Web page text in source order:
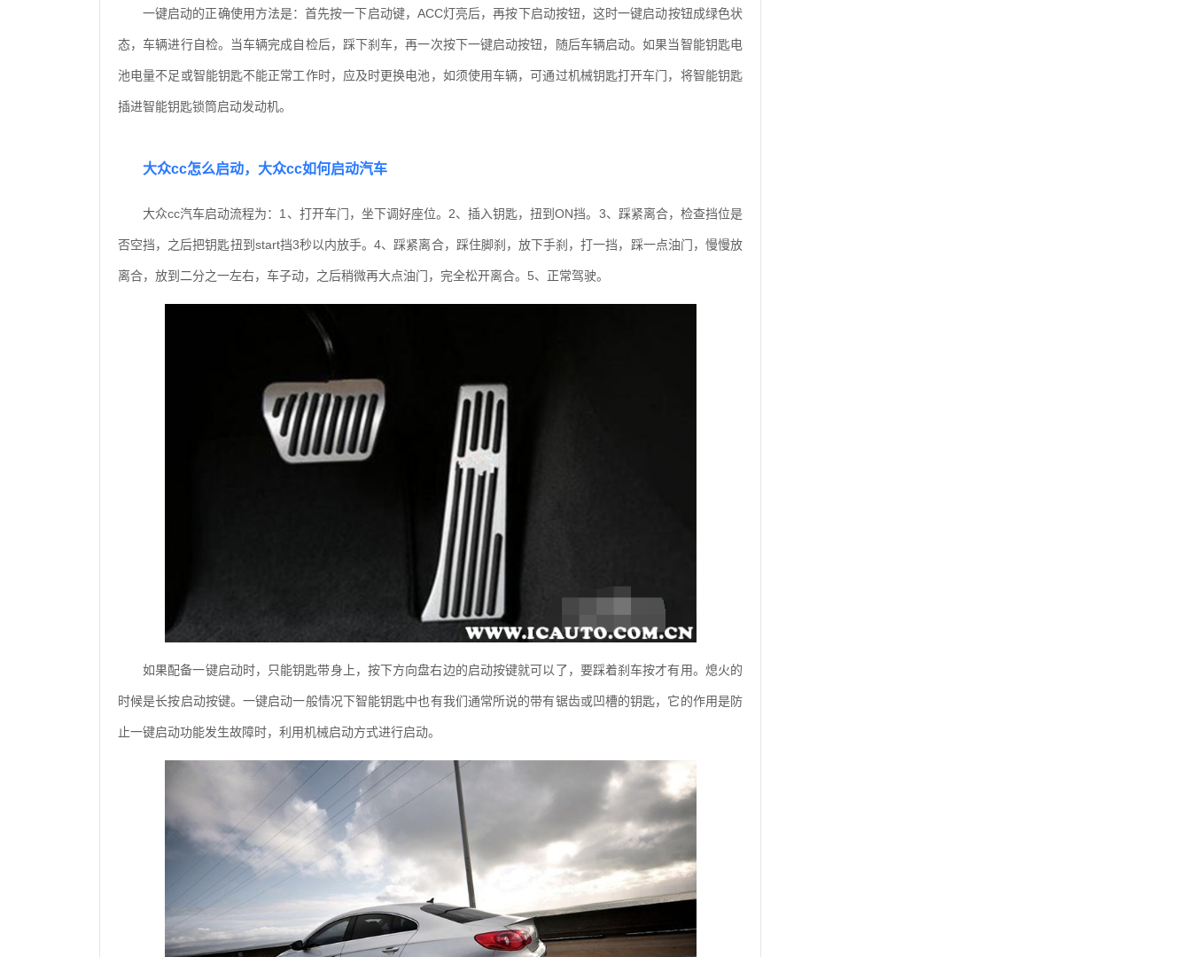
一键启动的正确使用方法是：首先按一下启动键，ACC灯亮后，再按下启动按钮，这时一键启动按钮成绿色状
态，车辆进行自检。当车辆完成自检后，踩下刹车，再一次按下一键启动按钮，随后车辆启动。如果当智能钥匙电
池电量不足或智能钥匙不能正常工作时，应及时更换电池，如须使用车辆，可通过机械钥匙打开车门，将智能钥匙
插进智能钥匙锁筒启动发动机。
大众cc怎么启动，大众cc如何启动汽车
大众cc汽车启动流程为：1、打开车门，坐下调好座位。2、插入钥匙，扭到ON挡。3、踩紧离合，检查挡位是
否空挡，之后把钥匙扭到start挡3秒以内放手。4、踩紧离合，踩住脚刹，放下手刹，打一挡，踩一点油门，慢慢放
离合，放到二分之一左右，车子动，之后稍微再大点油门，完全松开离合。5、正常驾驶。
如果配备一键启动时，只能钥匙带身上，按下方向盘右边的启动按键就可以了，要踩着刹车按才有用。熄火的
时候是长按启动按键。一键启动一般情况下智能钥匙中也有我们通常所说的带有锯齿或凹槽的钥匙，它的作用是防
止一键启动功能发生故障时，利用机械启动方式进行启动。